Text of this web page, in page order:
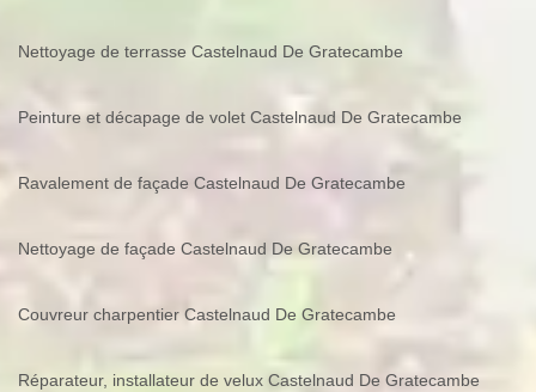
Nettoyage de terrasse Castelnaud De Gratecambe
Peinture et décapage de volet Castelnaud De Gratecambe
Ravalement de façade Castelnaud De Gratecambe
Nettoyage de façade Castelnaud De Gratecambe
Couvreur charpentier Castelnaud De Gratecambe
Réparateur, installateur de velux Castelnaud De Gratecambe